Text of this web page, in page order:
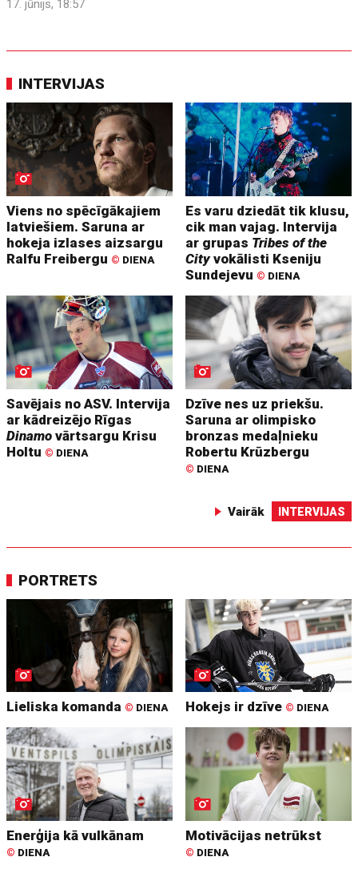
17. jūnijs, 18:57
INTERVIJAS
Viens no spēcīgākajiem
latviešiem. Saruna ar
hokeja izlases aizsargu
Ralfu Freibergu © DIENA
Es varu dziedāt tik klusu,
cik man vajag. Intervija
ar grupas Tribes of the
Cityvokālisti Kseniju
Sundejevu © DIENA
Savējais no ASV. Intervija
ar kādreizējo Rīgas
Dinamo vārtsargu Krisu
Holtu © DIENA
Dzīve nes uz priekšu.
Saruna ar olimpisko
bronzas medaļnieku
Robertu Krūzbergu
© DIENA
Vairāk INTERVIJAS
PORTRETS
Lieliska komanda © DIENA Hokejs ir dzīve © DIENA
Enerģija kā vulkānam
© DIENA
Motivācijas netrūkst
© DIENA